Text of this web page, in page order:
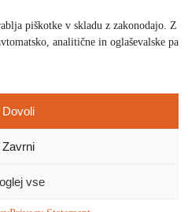
piškotke v skladu z zakonodajo. Z
analitične in oglaševalske pa
Dovoli
Zavrni
vse
Naroči se
pridržane.